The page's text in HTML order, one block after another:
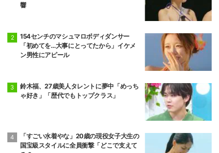
響
154センチのマシュマロボディダンサー
「初めてを…大事にとってたから」イケメ
ン男性にアピール
鈴木福、27歳美人タレントに夢中「めっち
ゃ好き」「歴代でもトップクラス」
「すごい水着やな」20歳の現役女子大生の
国宝級スタイルに全員衝撃「どこで支えて